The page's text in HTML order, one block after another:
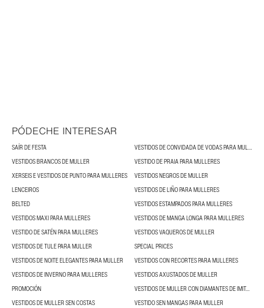
PÓDECHE INTERESAR
SAÍR DE FESTA
VESTIDOS DE CONVIDADA DE VODAS PARA MULLERES
VESTIDOS BRANCOS DE MULLER
VESTIDO DE PRAIA PARA MULLERES
XERSEIS E VESTIDOS DE PUNTO PARA MULLERES
VESTIDOS NEGROS DE MULLER
LENCEIROS
VESTIDOS DE LIÑO PARA MULLERES
BELTED
VESTIDOS ESTAMPADOS PARA MULLERES
VESTIDOS MAXI PARA MULLERES
VESTIDOS DE MANGA LONGA PARA MULLERES
VESTIDO DE SATÉN PARA MULLERES
VESTIDOS VAQUEROS DE MULLER
VESTIDOS DE TULE PARA MULLER
SPECIAL PRICES
VESTIDOS DE NOITE ELEGANTES PARA MULLER
VESTIDOS CON RECORTES PARA MULLERES
VESTIDOS DE INVERNO PARA MULLERES
VESTIDOS AXUSTADOS DE MULLER
PROMOCIÓN
VESTIDOS DE MULLER CON DIAMANTES DE IMITACIÓN
VESTIDOS DE MULLER SEN COSTAS
VESTIDO SEN MANGAS PARA MULLER